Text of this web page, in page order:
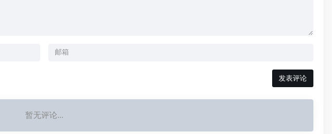
发表评论
暂无评论...